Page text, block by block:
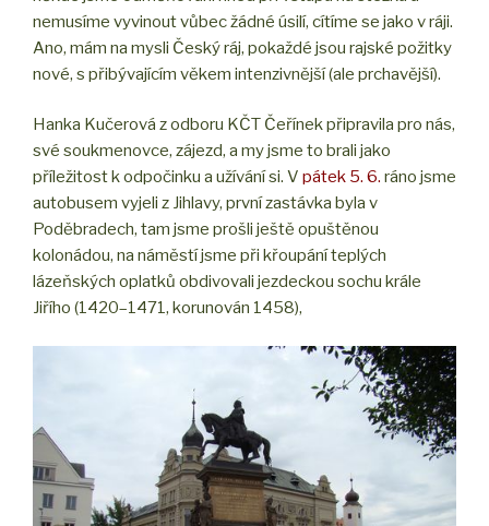
nemusíme vyvinout vůbec žádné úsilí, cítíme se jako v ráji.
Ano, mám na mysli Český ráj, pokaždé jsou rajské požitky
nové, s přibývajícím věkem intenzivnější (ale prchavější).
Hanka Kučerová z odboru KČT Čeřínek připravila pro nás,
své soukmenovce, zájezd, a my jsme to brali jako
příležitost k odpočinku a užívání si. V pátek 5. 6. ráno jsme
autobusem vyjeli z Jihlavy, první zastávka byla v
Poděbradech, tam jsme prošli ještě opuštěnou
kolonádou, na náměstí jsme při křoupání teplých
lázeňských oplatků obdivovali jezdeckou sochu krále
Jiřího (1420–1471, korunován 1458),